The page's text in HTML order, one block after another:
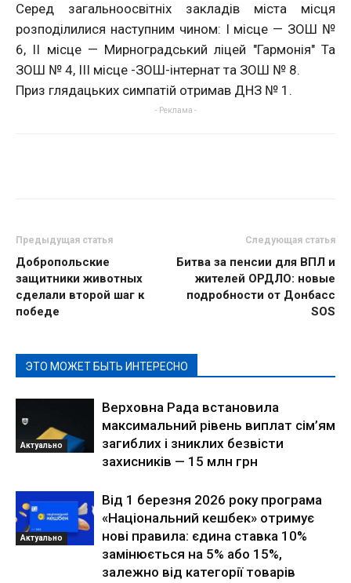
Серед загальноосвітніх закладів міста місця
розподілилися наступним чином: І місце — ЗОШ №
6, ІІ місце — Мирноградський ліцей "Гармонія" Та
ЗОШ № 4, ІІІ місце -ЗОШ-інтернат та ЗОШ № 8.
Приз глядацьких симпатій отримав ДНЗ № 1.
- Реклама -
Предыдущая статья
Добропольские
защитники животных
сделали второй шаг к
победе
Следующая статья
Битва за пенсии для ВПЛ и
жителей ОРДЛО: новые
подробности от Донбасс
SOS
ЭТО МОЖЕТ БЫТЬ ИНТЕРЕСНО
Актуально
Верховна Рада встановила
максимальний рівень виплат сім’ям
загиблих і зниклих безвісти
захисників — 15 млн грн
Актуально
Від 1 березня 2026 року програма
«Національний кешбек» отримує
нові правила: єдина ставка 10%
замінюється на 5% або 15%,
залежно від категорії товарів